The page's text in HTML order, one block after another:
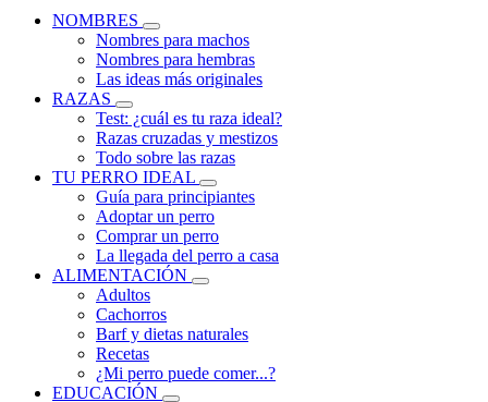
NOMBRES
Nombres para machos
Nombres para hembras
Las ideas más originales
RAZAS
Test: ¿cuál es tu raza ideal?
Razas cruzadas y mestizos
Todo sobre las razas
TU PERRO IDEAL
Guía para principiantes
Adoptar un perro
Comprar un perro
La llegada del perro a casa
ALIMENTACIÓN
Adultos
Cachorros
Barf y dietas naturales
Recetas
¿Mi perro puede comer...?
EDUCACIÓN